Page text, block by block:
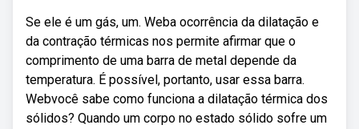
Se ele é um gás, um. Weba ocorrência da dilatação e
da contração térmicas nos permite afirmar que o
comprimento de uma barra de metal depende da
temperatura. É possível, portanto, usar essa barra.
Webvocê sabe como funciona a dilatação térmica dos
sólidos? Quando um corpo no estado sólido sofre um